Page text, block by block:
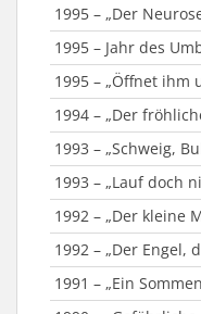
1995 – „Der
1995 – Jahr des
1995 – „Öffnet ihm
1994 – „Der
1993 – „Schweig,
1993 – „Lauf doch
1992 – „Der kleine
1992 – „Der Engel,
1991 – „Ein